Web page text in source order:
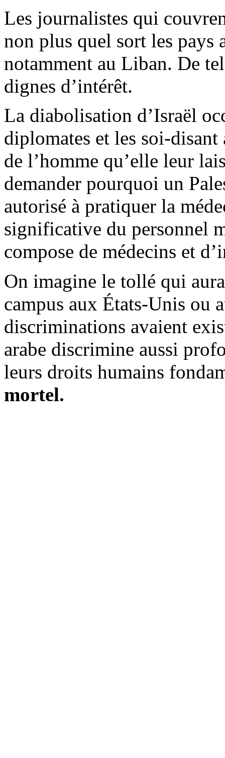
Les journalistes qui
non plus quel sort les pays
notamment au Liban. De
dignes d’intérêt.
La diabolisation d’Israël
diplomates et les soi-disant
de l’homme qu’elle leur
demander pourquoi un
autorisé à pratiquer la
significative du personnel
compose de médecins et
On imagine le tollé qui
campus aux États-Unis ou
discriminations avaient
arabe discrimine aussi
leurs droits humains
mortel.